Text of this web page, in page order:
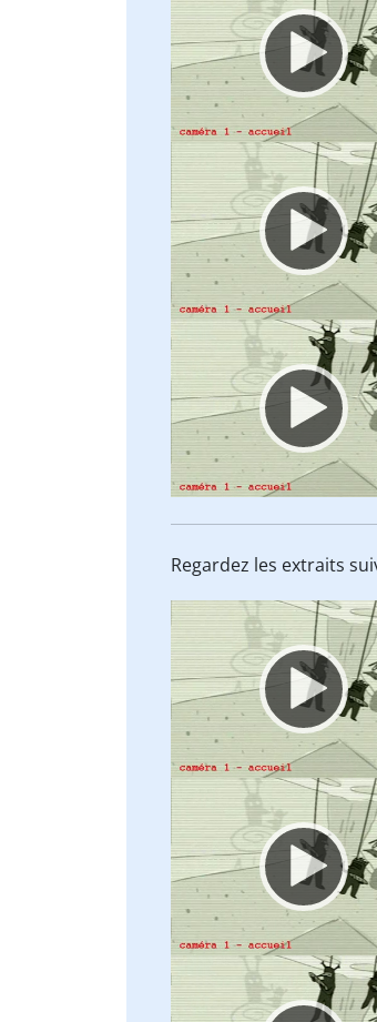
Video
Player
Video
Player
Regardez les extraits
Video
Player
Video
Player
Video
Player